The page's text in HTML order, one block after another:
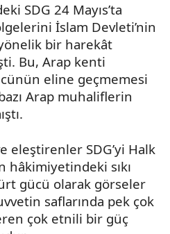
SDG 24 Mayıs’ta
İslam Devleti’nin
bir harekât
Bu, Arap kenti
eline geçmemesi
Arap muhaliflerin
eleştirenler SDG’yi Halk
hâkimiyetindeki sıkı
gücü olarak görseler
saflarında pek çok
çok etnili bir güç